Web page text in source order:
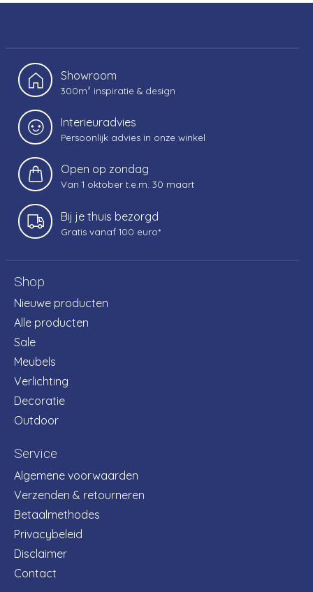
Showroom
300m² inspiratie & design
Interieuradvies
Persoonlijk advies in onze winkel
Open op zondag
Van 1 oktober t.e.m. 30 maart
Bij je thuis bezorgd
Gratis vanaf 100 euro*
Shop
Nieuwe producten
Alle producten
Sale
Meubels
Verlichting
Decoratie
Outdoor
Service
Algemene voorwaarden
Verzenden & retourneren
Betaalmethodes
Privacybeleid
Disclaimer
Contact